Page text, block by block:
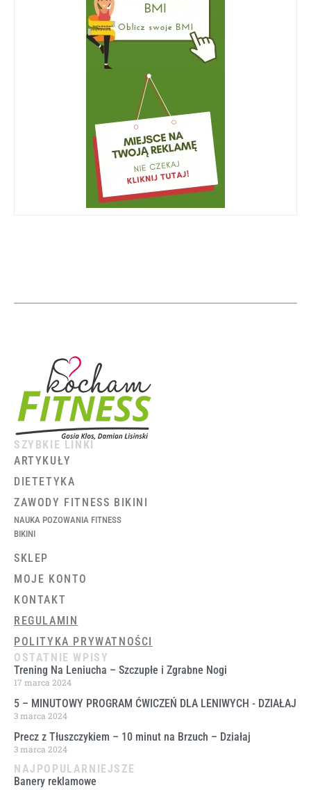
SZYBKIE LINKI
ARTYKUŁY
DIETETYKA
ZAWODY FITNESS BIKINI
NAUKA POZOWANIA FITNESS
BIKINI
SKLEP
MOJE KONTO
KONTAKT
REGULAMIN
POLITYKA PRYWATNOŚCI
OSTATNIE WPISY
Trening Na Leniucha – Szczupłe i Zgrabne Nogi
17 marca 2024
5 – MINUTOWY PROGRAM ĆWICZEŃ DLA LENIWYCH ​- DZIAŁAJ
3 marca 2024
Precz z Tłuszczykiem – 10 minut na Brzuch – Działaj
3 marca 2024
NAJPOPULARNIEJSZE
Banery reklamowe